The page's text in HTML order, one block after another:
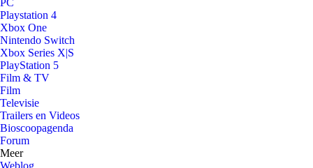
PC
Playstation 4
Xbox One
Nintendo Switch
Xbox Series X|S
PlayStation 5
Film & TV
Film
Televisie
Trailers en Videos
Bioscoopagenda
Forum
Meer
Weblog